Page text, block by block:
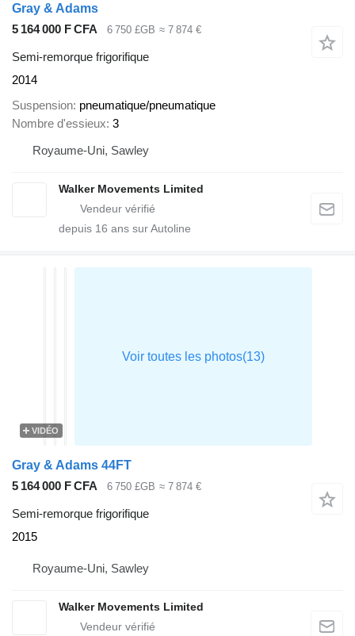
Gray & Adams
5 164 000 F CFA
6 750 £GB ≈ 7 874 €
Semi-remorque frigorifique
2014
Suspension pneumatique/pneumatique
Nombre d'essieux 3
Royaume-Uni, Sawley
Walker Movements Limited
depuis 16 ans sur Autoline
VIDÉO
Gray & Adams 44FT
5 164 000 F CFA
6 750 £GB ≈ 7 874 €
Semi-remorque frigorifique
2015
Royaume-Uni, Sawley
Walker Movements Limited